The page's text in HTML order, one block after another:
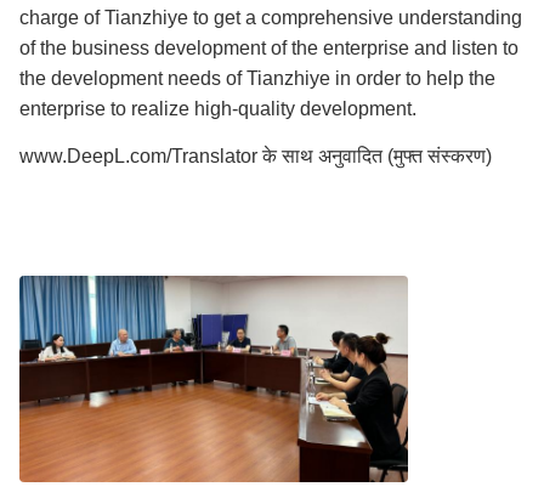
charge of Tianzhiye to get a comprehensive understanding
of the business development of the enterprise and listen to
the development needs of Tianzhiye in order to help the
enterprise to realize high-quality development.
www.DeepL.com/Translator के साथ अनुवादित (मुफ्त संस्करण)